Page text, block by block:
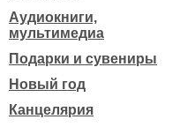
Аудиокниги,
мультимедиа
Подарки и сувениры
Новый год
Канцелярия